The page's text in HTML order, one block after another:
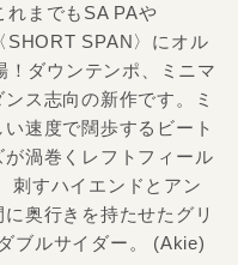
れまでもSA PAや
SHORT SPAN〉にオル
！ダウンテンポ、ミニマ
ス志向の新作です。ミ
速度で闊歩するビート
渦巻くレフトフィール
刺すハイエンドとアン
奥行きを持たせたグリ
ブルサイダー。 (Akie)